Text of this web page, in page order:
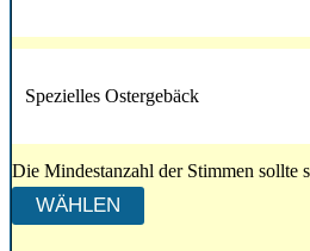
Spezielles Ostergebäck
Die Mindestanzahl der Stimmen sollte